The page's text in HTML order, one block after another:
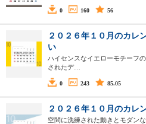
0 160 56
２０２６年１０月のカレ
い
ハイセンスなイエローモチーフ
されたデ…
0 243 85.05
２０２６年１０月のカレ
空間に洗練された動きとモダン